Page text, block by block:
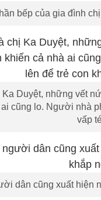
bếp của gia đình
Duyệt, những vết
cũng lo. Người nhà
vấp
dân cũng xuất hiện